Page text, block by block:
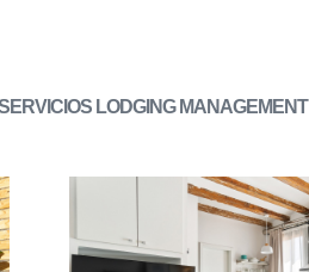
LODGING MANAGEMENT